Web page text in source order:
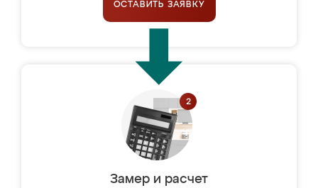
ОСТАВИТЬ ЗАЯВКУ
Замер и расчет